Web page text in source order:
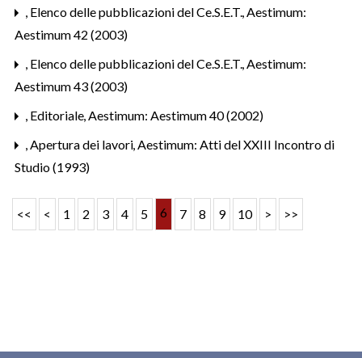
, Elenco delle pubblicazioni del Ce.S.E.T.,Aestimum:
Aestimum 42 (2003)
, Elenco delle pubblicazioni del Ce.S.E.T.,Aestimum:
Aestimum 43 (2003)
, Editoriale,Aestimum: Aestimum 40 (2002)
,Apertura dei lavori,Aestimum: Atti del XXIII Incontro di
Studio (1993)
<< < 1 2 3 4 5 6 7 8 9 10 > >>